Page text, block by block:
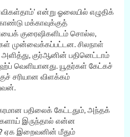
என்று ஓலையில் எழுதிக்
மக்காவுக்குத்
குரைஷிகளிடம் சொல்ல,
முன்வைக்கப்பட்டன. சிலநாள்
அளித்து, குர்ஆனின் பதினெட்டாம்
வெளியானது. யூதர்கள் கேட்கச்
சரியான விளக்கம்
பதிலைக் கேட்டதும், அந்தக்
இருந்தால் என்ன
ஏக இறைவனின் மீதும்